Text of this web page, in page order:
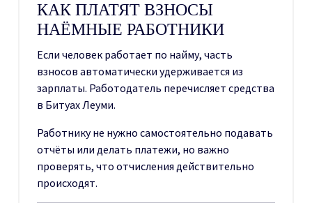
КАК ПЛАТЯТ ВЗНОСЫ
НАЁМНЫЕ РАБОТНИКИ
Если человек работает по найму, часть
взносов автоматически удерживается из
зарплаты. Работодатель перечисляет средства
в Битуах Леуми.
Работнику не нужно самостоятельно подавать
отчёты или делать платежи, но важно
проверять, что отчисления действительно
происходят.